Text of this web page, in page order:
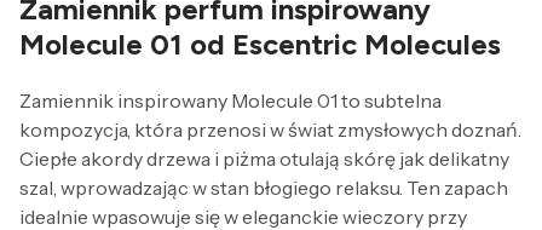
Zamiennik perfum inspirowany
Molecule 01 od Escentric Molecules
Zamiennik inspirowany Molecule 01 to subtelna
kompozycja, która przenosi w świat zmysłowych doznań.
Ciepłe akordy drzewa i piżma otulają skórę jak delikatny
szal, wprowadzając w stan błogiego relaksu. Ten zapach
idealnie wpasowuje się w eleganckie wieczory przy